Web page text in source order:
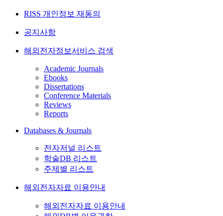
RISS 개인정보 재동의
공지사항
해외전자정보서비스 검색
Academic Journals
Ebooks
Dissertations
Conference Materials
Reviews
Reports
Databases & Journals
전자저널 리스트
학술DB 리스트
주제별 리스트
해외전자자료 이용안내
해외전자자료 이용안내